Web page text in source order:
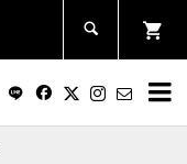

